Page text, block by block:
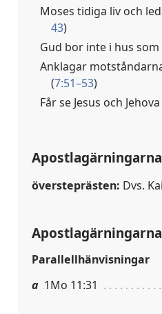
Moses tidiga liv och
43)
Gud bor inte i hus
Anklagar
(7:51–53)
Får se Jesus och
Apostlagärningarna
översteprästen: Dvs.
Parallellhänvisningar
a 1Mo 11:31